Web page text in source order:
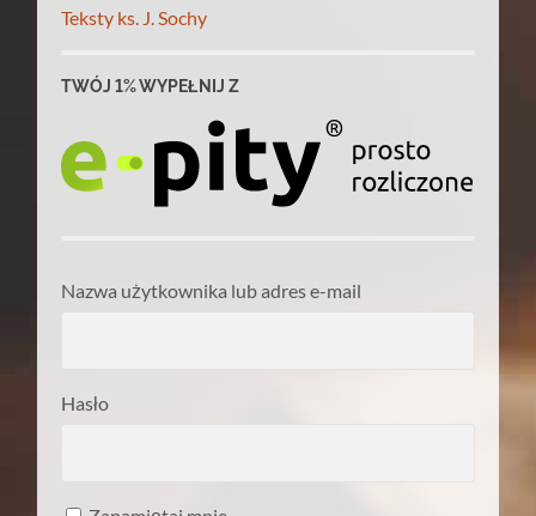
Teksty ks. J. Sochy
TWÓJ 1% WYPEŁNIJ Z
Nazwa użytkownika lub adres e-mail
Hasło